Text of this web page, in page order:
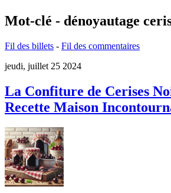
Mot-clé - dénoyautage
Fil des billets - Fil des commentaires
jeudi, juillet 25 2024
La Confiture de Cerises
Recette Maison